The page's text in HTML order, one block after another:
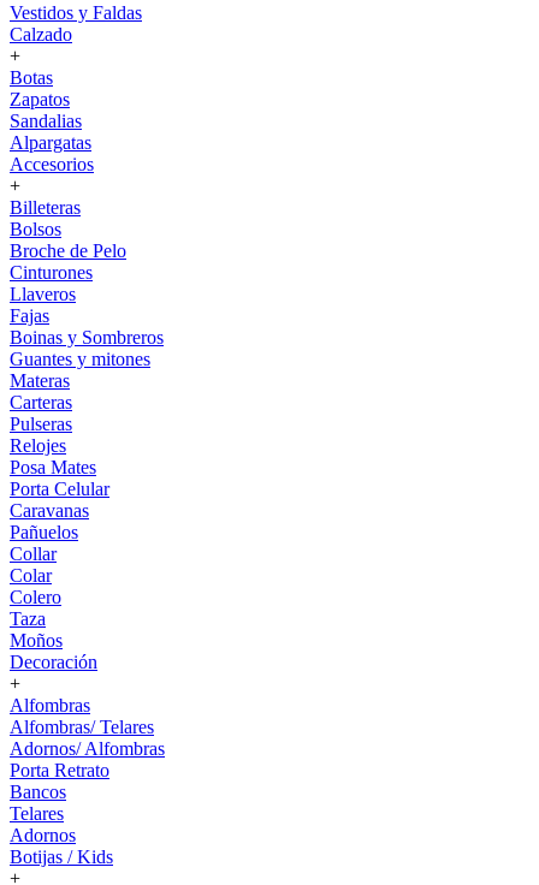
Vestidos y Faldas
Calzado
+
Botas
Zapatos
Sandalias
Alpargatas
Accesorios
+
Billeteras
Bolsos
Broche de Pelo
Cinturones
Llaveros
Fajas
Boinas y Sombreros
Guantes y mitones
Materas
Carteras
Pulseras
Relojes
Posa Mates
Porta Celular
Caravanas
Pañuelos
Collar
Colar
Colero
Taza
Moños
Decoración
+
Alfombras
Alfombras/ Telares
Adornos/ Alfombras
Porta Retrato
Bancos
Telares
Adornos
Botijas / Kids
+